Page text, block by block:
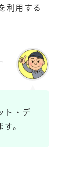
利用する
ト・デ
。